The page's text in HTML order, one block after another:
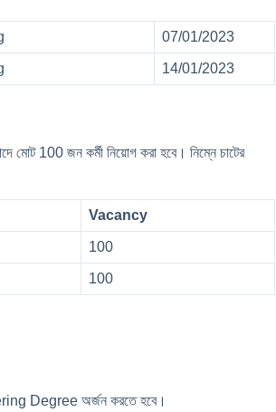
07/01/2023
14/01/2023
জন কর্মী নিয়োগ করা হবে। নিম্নে চাটের
Vacancy
100
100
Degree অর্জন করতে হবে।